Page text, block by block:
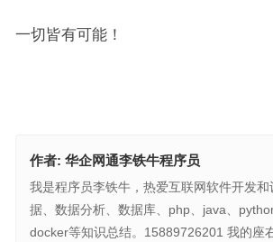
一切皆有可能！
作者: 华企网通李铁牛程序员
我是程序员李铁牛，热爱互联网软件开发
据、数据分析、数据库、php、java、
docker等知识总结。15889726201 我的座